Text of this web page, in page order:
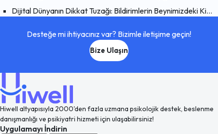
Dijital Dünyanın Dikkat Tuzağı: Bildirimlerin Beynimizdeki Kimyasal Etkisi
Desteğe mi ihtiyacınız var? Bizimle iletişime geçin!
Bize Ulaşın
Hiwell altyapısıyla 2000'den fazla uzmana psikolojik destek, beslenme
danışmanlığı ve psikiyatri hizmeti için ulaşabilirsiniz!
Uygulamayı İndirin